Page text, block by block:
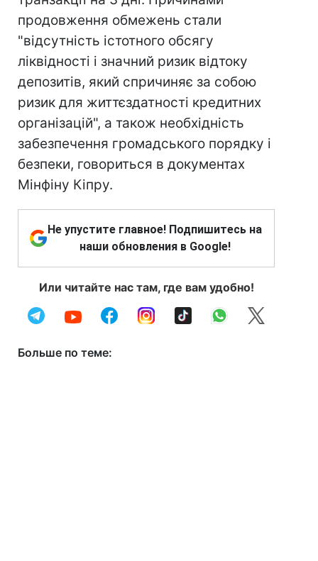
продовження обмежень стали
"відсутність істотного обсягу
ліквідності і значний ризик відтоку
депозитів, який спричиняє за собою
ризик для життєздатності кредитних
організацій", а також необхідність
забезпечення громадського порядку і
безпеки, говориться в документах
Мінфіну Кіпру.
Не упустите главное! Подпишитесь на
наши обновления в Google!
Или читайте нас там, где вам удобно!
Больше по теме: